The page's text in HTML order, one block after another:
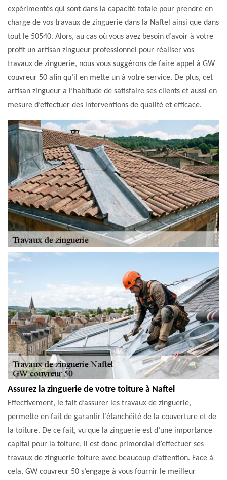
expérimentés qui sont dans la capacité totale pour prendre en
charge de vos travaux de zinguerie dans la Naftel ainsi que dans
tout le 50540. Alors, au cas où vous avez besoin d’avoir à votre
profit un artisan zingueur professionnel pour réaliser vos
travaux de zinguerie, nous vous suggérons de faire appel à GW
couvreur 50 afin qu’il en mette un à votre service. De plus, cet
artisan zingueur a l’habitude de satisfaire ses clients et aussi en
mesure d’effectuer des interventions de qualité et efficace.
Assurez la zinguerie de votre toiture à Naftel
Effectivement, le fait d’assurer les travaux de zinguerie,
permette en fait de garantir l’étanchéité de la couverture et de
la toiture. De ce fait, vu que la zinguerie est d’une importance
capital pour la toiture, il est donc primordial d’effectuer ses
travaux de zinguerie toiture avec beaucoup d’attention. Face à
cela, GW couvreur 50 s’engage à vous fournir le meilleur